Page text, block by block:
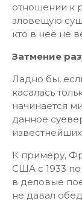
отношении к
зловещую
кто в неё не
Затмение
Ладно бы,
касалась
начинается
данное
К примеру,
США с 1933 по
в деловые
не давал